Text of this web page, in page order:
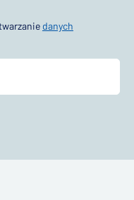
danych